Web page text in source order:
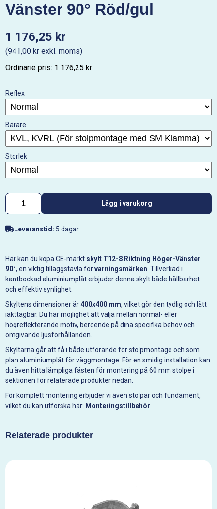
Vänster 90° Röd/gul
1 176,25 kr
(941,00 kr exkl. moms)
Ordinarie pris: 1 176,25 kr
Reflex
Bärare
Storlek
Lägg i varukorg
Leveranstid: 5 dagar
Här kan du köpa CE-märkt skylt T12-8 Riktning Höger-Vänster
90°, en viktig tilläggstavla förvarningsmärken . Tillverkad i
kantbockad aluminiumplåt erbjuder denna skylt både hållbarhet
och effektiv synlighet.
Skyltens dimensioner är400x400 mm, vilket gör den tydlig och lätt
iakttagbar. Du har möjlighet att välja mellan normal- eller
högreflekterande motiv, beroende på dina specifika behov och
omgivande ljusförhållanden.
Skyltarna går att få i både utförande för stolpmontage och som
plan aluminiumplåt för väggmontage. För en smidig installation kan
du även hitta lämpliga fästen för montering på 60 mm stolpe i
sektionen för relaterade produkter nedan.
För komplett montering erbjuder vi även stolpar och fundament,
vilket du kan utforska här: Monteringstillbehör
Relaterade produkter